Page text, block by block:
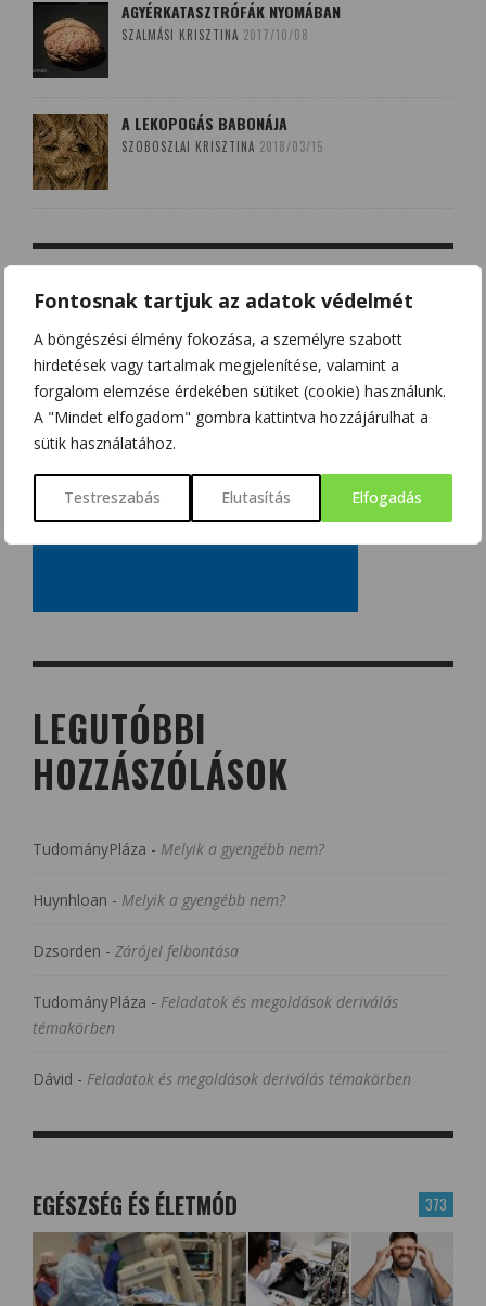
Fontosnak tartjuk az adatok védelmét
A böngészési élmény fokozása, a személyre szabott
hirdetések vagy tartalmak megjelenítése, valamint a
forgalom elemzése érdekében sütiket (cookie) használunk.
A "Mindet elfogadom" gombra kattintva hozzájárulhat a
sütik használatához.
Testreszabás Elutasítás Elfogadás
AGYÉRKATASZTRÓFÁK NYOMÁBAN
SZALMÁSI KRISZTINA 2017/10/08
A LEKOPOGÁS BABONÁJA
SZOBOSZLAI KRISZTINA 2018/03/15
LEGUTÓBBI
HOZZÁSZÓLÁSOK
TudományPláza - Melyik a gyengébb nem?
Huynhloan - Melyik a gyengébb nem?
Dzsorden - Zárójel felbontása
TudományPláza - Feladatok és megoldások deriválás
témakörben
Dávid - Feladatok és megoldások deriválás témakörben
373
EGÉSZSÉG ÉS ÉLETMÓD